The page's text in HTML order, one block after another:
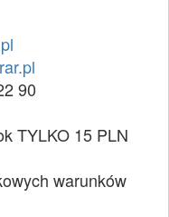
90
TYLKO 15 PLN
warunków